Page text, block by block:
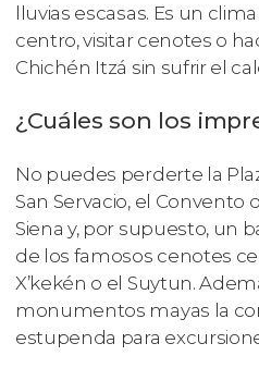
lluvias escasas. Es un
centro, visitar cenotes o
Chichén Itzá sin sufrir el
¿Cuáles son los
No puedes perderte la
San Servacio, el Convento
Siena y, por supuesto, un
de los famosos cenotes
X’kekén o el Suytun.
monumentos mayas la
estupenda para